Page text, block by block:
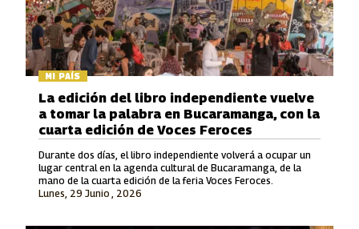
MI PAÍS
Durante dos días, el libro independiente volverá a ocupar un
lugar central en la agenda cultural de Bucaramanga, de la
mano de la cuarta edición de la feria Voces Feroces.
Lunes, 29 Junio , 2026
La edición del libro independiente vuelve
a tomar la palabra en Bucaramanga, con la
cuarta edición de Voces Feroces